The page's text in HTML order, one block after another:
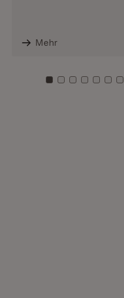
Mehr
Zu Kachel: 0
Zu Kachel: 1
ZuZuZuZu